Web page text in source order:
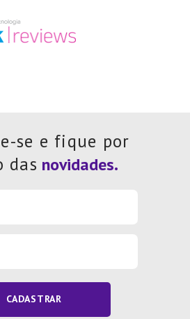
se e fique por
das
CADASTRAR